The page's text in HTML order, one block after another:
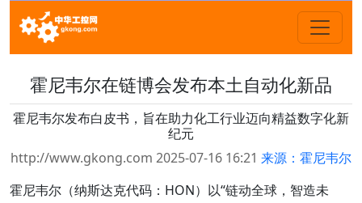
霍尼韦尔在链博会发布本土自动化新品
霍尼韦尔发布白皮书，旨在助力化工行业迈向精益数字化新
纪元
http://www.gkong.com 2025-07-16 16:21 来源：霍尼韦尔
霍尼韦尔（纳斯达克代码：HON）以“链动全球，智造未